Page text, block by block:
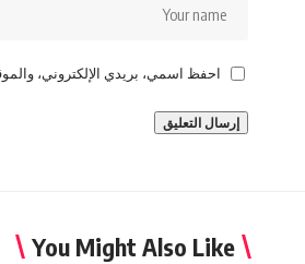
احفظ اسمي، بريدي الإلكتروني،
You Might Also Like